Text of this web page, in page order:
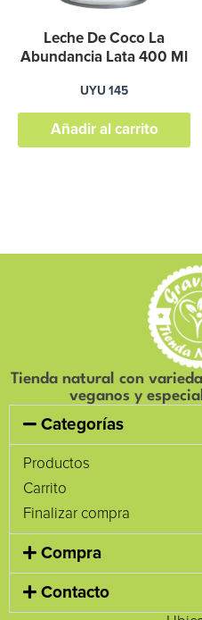
Leche De Coco La
Abundancia Lata 400 Ml
UYU 145
Añadir al carrito
Tienda natural con
veganos y
Categorías
Productos
Carrito
Finalizar compra
Compra
Contacto